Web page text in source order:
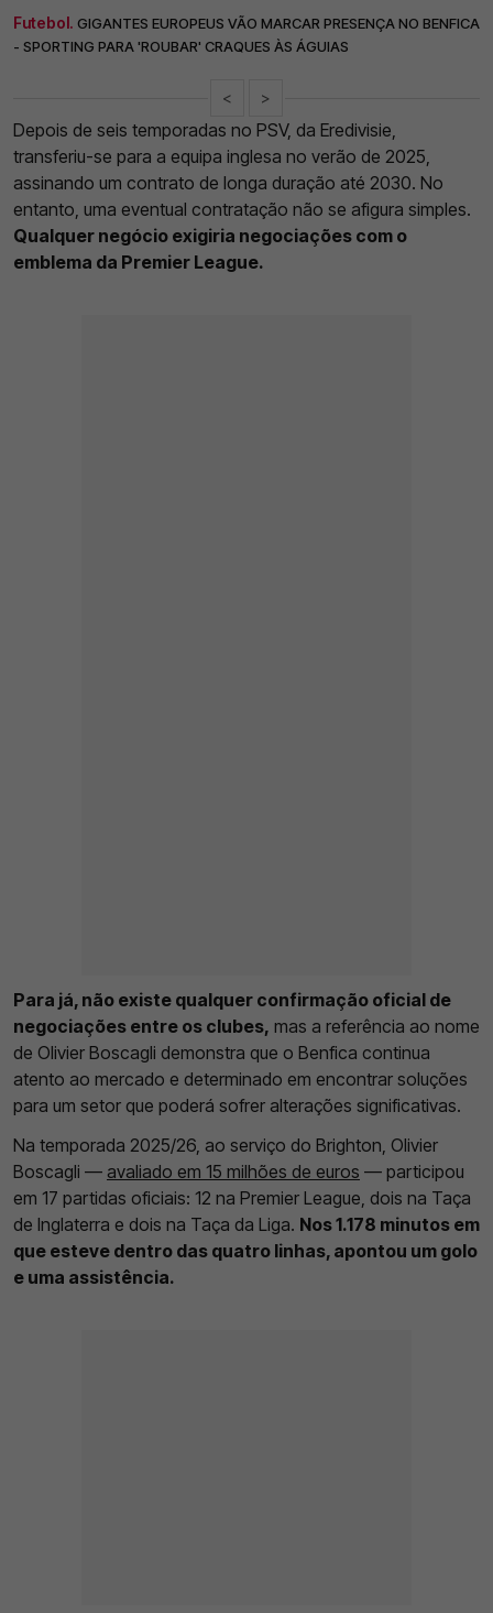
Futebol. GIGANTES EUROPEUS VÃO MARCAR PRESENÇA NO BENFICA
- SPORTING PARA 'ROUBAR' CRAQUES ÀS ÁGUIAS
< >
Depois de seis temporadas no PSV, da Eredivisie,
transferiu-se para a equipa inglesa no verão de 2025,
assinando um contrato de longa duração até 2030. No
entanto, uma eventual contratação não se afigura simples.
Qualquer negócio exigiria negociações com o
emblema da Premier League.
Para já, não existe qualquer confirmação oficial de
negociações entre os clubes, mas a referência ao nome
de Olivier Boscagli demonstra que o Benfica continua
atento ao mercado e determinado em encontrar soluções
para um setor que poderá sofrer alterações significativas.
Na temporada 2025/26, ao serviço do Brighton, Olivier
Boscagli — avaliado em 15 milhões de euros — participou
em 17 partidas oficiais: 12 na Premier League, dois na Taça
de Inglaterra e dois na Taça da Liga. Nos 1.178 minutos em
que esteve dentro das quatro linhas, apontou um golo
e uma assistência.